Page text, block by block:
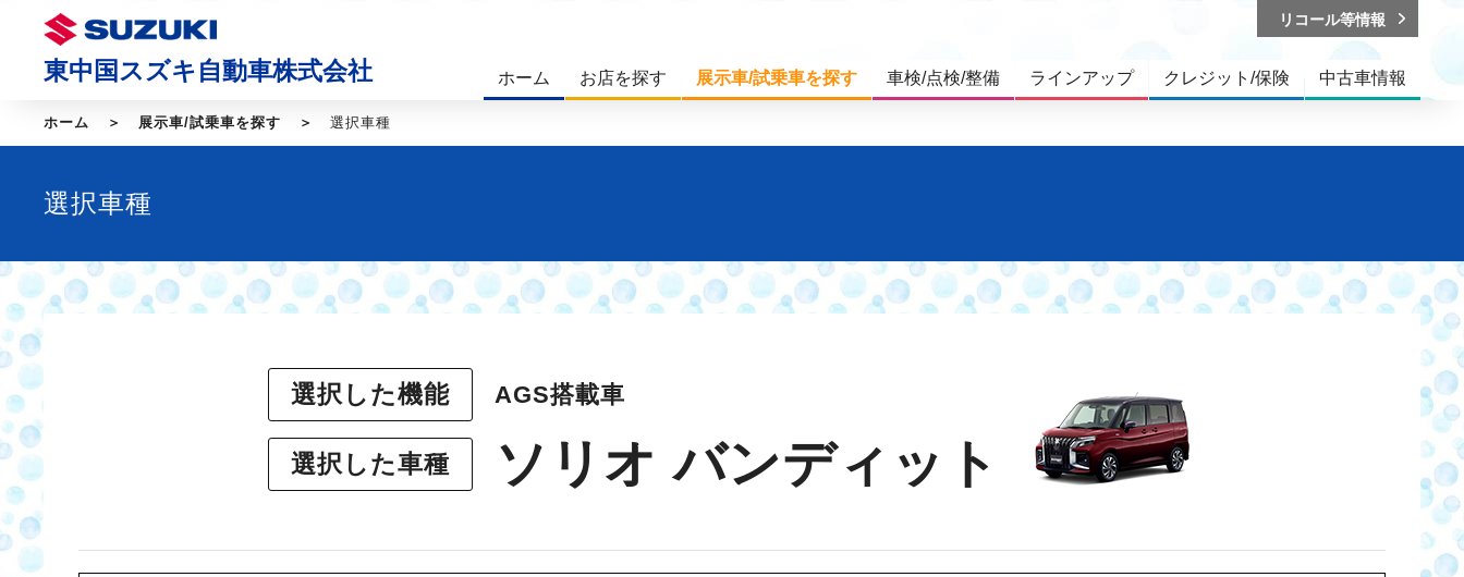
東中国スズキ自動車株式会社 ホーム お店を探す 展示車/試乗車を探す 車検/点検/整備 ラインアップ クレジット/保険 中古車情報
リコール等情報
ホーム 展示車/試乗車を探す 選択車種
選択車種
選択した機能 AGS搭載車
選択した車種 ソリオ バンディット